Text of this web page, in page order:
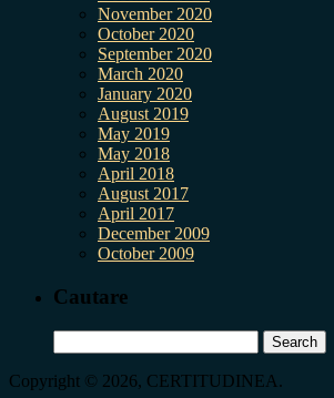
November 2020
October 2020
September 2020
March 2020
January 2020
August 2019
May 2019
May 2018
April 2018
August 2017
April 2017
December 2009
October 2009
Cautare
for:
Copyright © 2026, CERTITUDINEA.